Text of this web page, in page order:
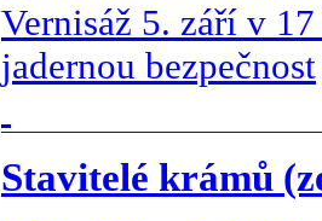
Vernisáž 5. září v
jadernou bezpečnost
Stavitelé krámů